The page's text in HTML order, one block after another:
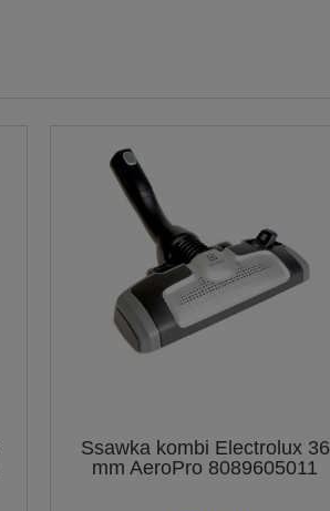
Ssawka kombi Electrolux 36
mm AeroPro 8089605011